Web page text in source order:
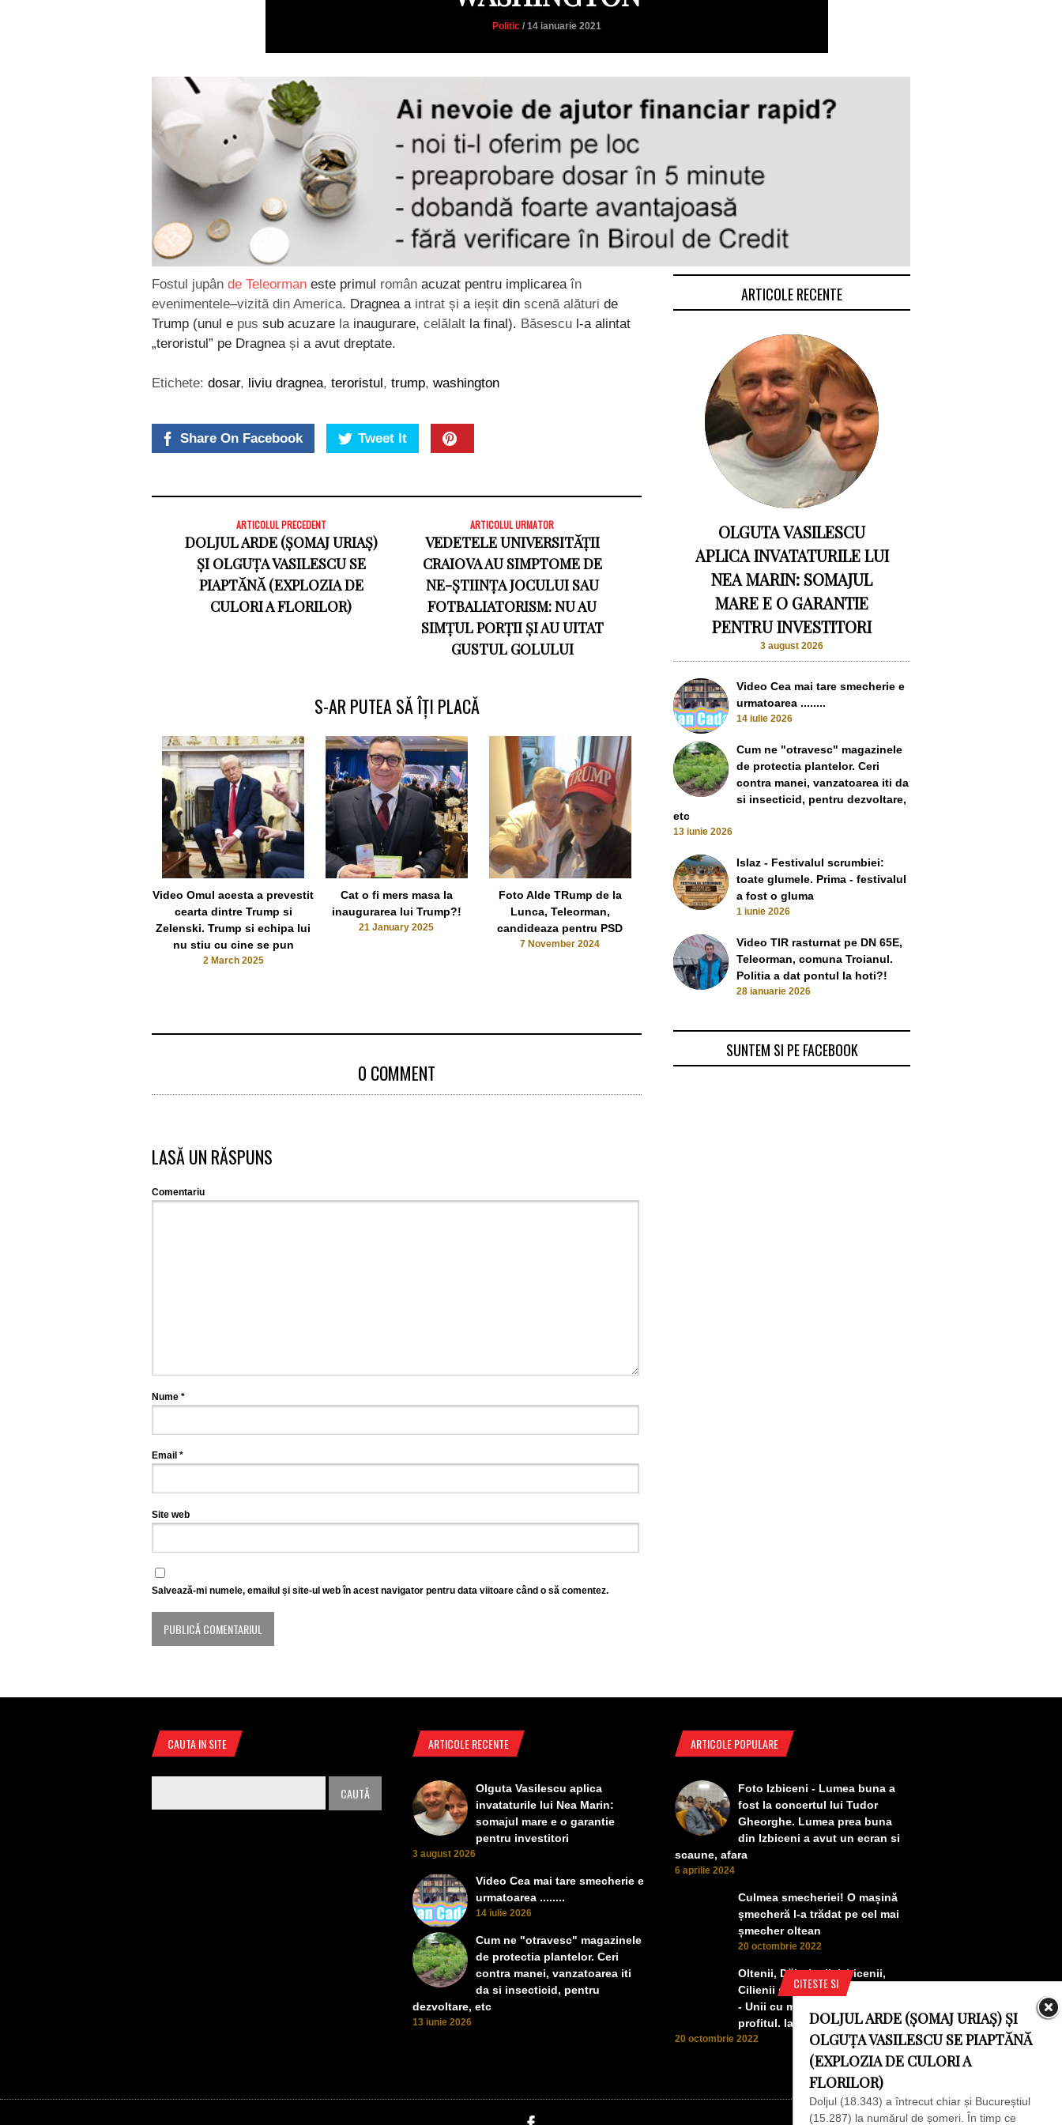
Politic / 14 ianuarie 2021
Fostul jupân de Teleorman este primul român acuzat pentru implicareaîn
evenimentele–vizită din America. Dragnea a intrat și a ieșit din scenă alături de
Trump (unul e pus sub acuzare lainaugurare, celălalt la final). Băsescu l-a alintat
„teroristul” pe Dragnea și a avut dreptate.
Etichete: dosar, liviu dragnea, teroristul, trump, washington
Share On Facebook Tweet It
ARTICOLUL PRECEDENT
DOLJUL ARDE (ȘOMAJ URIAȘ)
ȘI OLGUȚA VASILESCU SE
PIAPTĂNĂ (EXPLOZIA DE
CULORI A FLORILOR)
ARTICOLUL URMATOR
VEDETELE UNIVERSITĂȚII
CRAIOVA AU SIMPTOME DE
NE-ȘTIINȚA JOCULUI SAU
FOTBALIATORISM: NU AU
SIMȚUL PORȚII ȘI AU UITAT
GUSTUL GOLULUI
S-AR PUTEA SĂ ÎȚI PLACĂ
Video Omul acesta a prevestit
cearta dintre Trump si
Zelenski. Trump si echipa lui
nu stiu cu cine se pun
2 March 2025
Cat o fi mers masa la
inaugurarea lui Trump?!
21 January 2025
Foto Alde TRump de la
Lunca, Teleorman,
candideaza pentru PSD
7 November 2024
Donald cu TR-01-UMP.
Smecher si tupeist de
american
7 November 2024
Liviu Dragnea a fost violat în
0 COMMENT
LASĂ UN RĂSPUNS
Comentariu
Nume *
Email *
Site web
Salvează-mi numele, emailul și site-ul web în acest navigator pentru data viitoare când o să comentez.
ARTICOLE RECENTE
OLGUTA VASILESCU
APLICA INVATATURILE LUI
NEA MARIN: SOMAJUL
MARE E O GARANTIE
PENTRU INVESTITORI
3 august 2026
Video Cea mai tare smecherie e
urmatoarea ........
14 iulie 2026
Cum ne "otravesc" magazinele
de protectia plantelor. Ceri
contra manei, vanzatoarea iti da
si insecticid, pentru dezvoltare,
etc
13 iunie 2026
Islaz - Festivalul scrumbiei:
toate glumele. Prima - festivalul
a fost o gluma
1 iunie 2026
Video TIR rasturnat pe DN 65E,
Teleorman, comuna Troianul.
Politia a dat pontul la hoti?!
28 ianuarie 2026
SUNTEM SI PE FACEBOOK
CITESTE SI
DOLJUL ARDE (ȘOMAJ URIAȘ) ȘI
OLGUȚA VASILESCU SE PIAPTĂNĂ
(EXPLOZIA DE CULORI A
FLORILOR)
Doljul (18.343) a întrecut chiar și Bucureștiul
(15.287) la numărul de șomeri. În timp ce
CAUTA IN SITE ARTICOLE RECENTE
Olguta Vasilescu aplica
invataturile lui Nea Marin:
somajul mare e o garantie
pentru investitori
3 august 2026
Video Cea mai tare smecherie e
urmatoarea ........
14 iulie 2026
Cum ne "otravesc" magazinele
de protectia plantelor. Ceri
contra manei, vanzatoarea iti
da si insecticid, pentru
dezvoltare, etc
13 iunie 2026
ARTICOLE POPULARE
Foto Izbiceni - Lumea buna a
fost la concertul lui Tudor
Gheorghe. Lumea prea buna
din Izbiceni a avut un ecran si
scaune, afara
6 aprilie 2024
Culmea smecheriei! O mașină
șmecheră l-a trădat pe cel mai
șmecher oltean
20 octombrie 2022
Oltenii, Dăbulenii, Izbicenii,
Cilienii s-au înfrățit cu Puchenii
- Unii cu munca, alții cu
profitul. Iată ce a ieșit!
20 octombrie 2022